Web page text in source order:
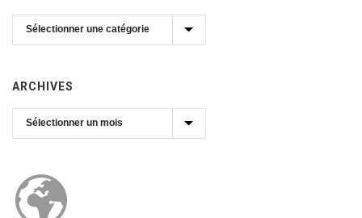
Catégories
ARCHIVES
Archives